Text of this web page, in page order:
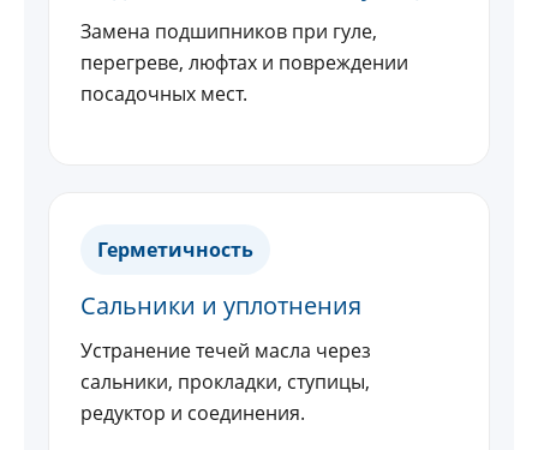
Замена подшипников при гуле,
перегреве, люфтах и повреждении
посадочных мест.
Герметичность
Сальники и уплотнения
Устранение течей масла через
сальники, прокладки, ступицы,
редуктор и соединения.